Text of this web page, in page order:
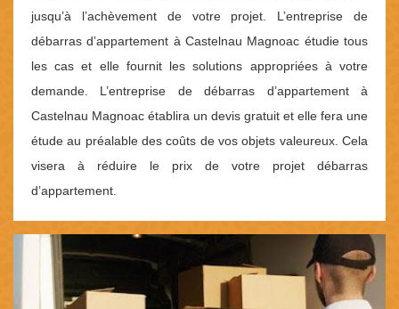
jusqu’à l’achèvement de votre projet. L’entreprise de
débarras d’appartement à Castelnau Magnoac étudie tous
les cas et elle fournit les solutions appropriées à votre
demande. L’entreprise de débarras d’appartement à
Castelnau Magnoac établira un devis gratuit et elle fera une
étude au préalable des coûts de vos objets valeureux. Cela
visera à réduire le prix de votre projet débarras
d’appartement.